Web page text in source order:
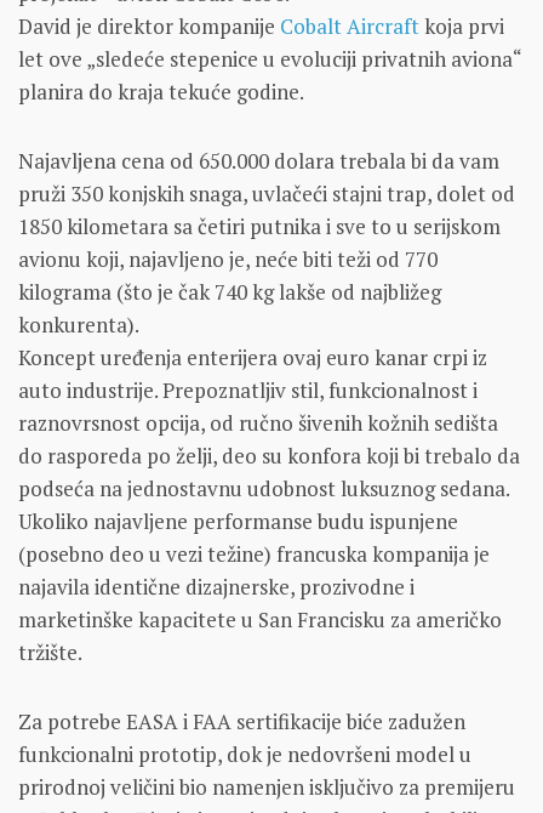
David je direktor kompanije Cobalt Aircraftkoja prvi
let ove „sledeće stepenice u evoluciji privatnih aviona“
planira do kraja tekuće godine.
Najavljena cena od 650.000 dolara trebala bi da vam
pruži 350 konjskih snaga, uvlačeći stajni trap, dolet od
1850 kilometara sa četiri putnika i sve to u serijskom
avionu koji, najavljeno je, neće biti teži od 770
kilograma (što je čak 740 kg lakše od najbližeg
konkurenta).
Koncept uređenja enterijera ovaj euro kanar crpi iz
auto industrije. Prepoznatljiv stil, funkcionalnost i
raznovrsnost opcija, od ručno šivenih kožnih sedišta
do rasporeda po želji, deo su konfora koji bi trebalo da
podseća na jednostavnu udobnost luksuznog sedana.
Ukoliko najavljene performanse budu ispunjene
(posebno deo u vezi težine) francuska kompanija je
najavila identične dizajnerske, prozivodne i
marketinške kapacitete u San Francisku za američko
tržište.
Za potrebe EASA i FAA sertifikacije biće zadužen
funkcionalni prototip, dok je nedovršeni model u
prirodnoj veličini bio namenjen isključivo za premijeru